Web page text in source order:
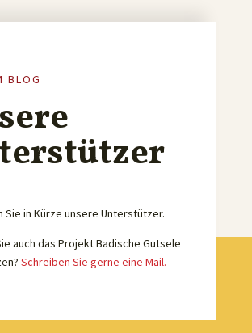
BLOG
Sie in Kürze unsere Unterstützer.
auch das Projekt Badische Gutsele
Schreiben Sie gerne eine Mail.